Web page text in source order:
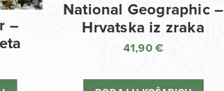
–
National Geographic –
Hrvatska iz zraka
41,90€